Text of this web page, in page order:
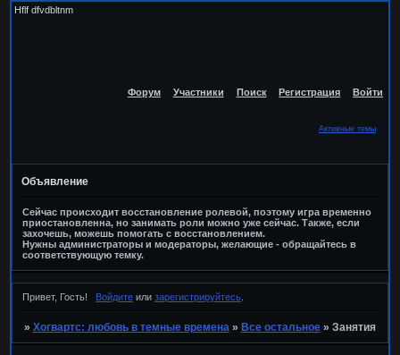
Hflf dfvdbltnm
Форум Участники Поиск Регистрация Войти
Активные темы
Объявление
Сейчас происходит восстановление ролевой, поэтому игра временно
приостановленна, но занимать роли можно уже сейчас. Также, если
захочешь, можешь помогать с восстановлением.
Нужны администраторы и модераторы, желающие - обращайтесь в
соответствующую темку.
Привет, Гость! Войдитеили зарегистрируйтесь.
» Хогвартс: любовь в темные времена » Все остальное » Занятия